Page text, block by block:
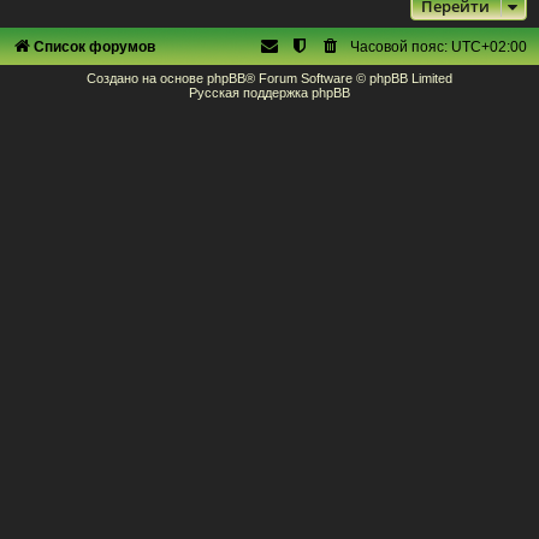
Перейти
Список форумов Часовой пояс:UTC+02:00
Создано на основе phpBB® Forum Software © phpBB Limited
Русская поддержка phpBB